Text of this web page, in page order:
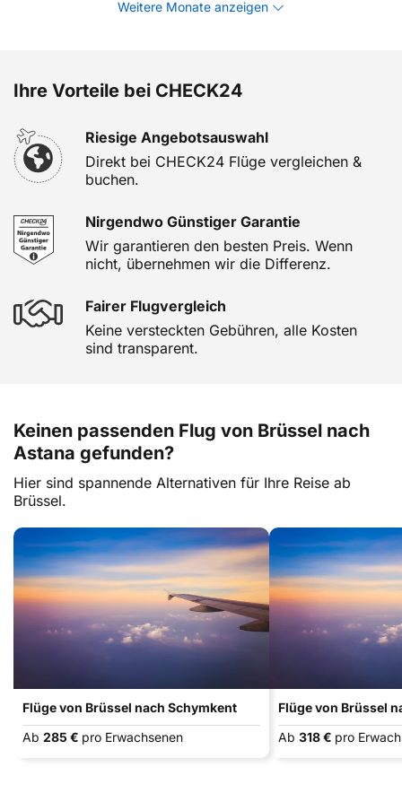
Weitere Monate anzeigen
Ihre Vorteile bei CHECK24
Riesige Angebotsauswahl
Direkt bei CHECK24 Flüge vergleichen &
buchen.
Nirgendwo Günstiger Garantie
Wir garantieren den besten Preis. Wenn
nicht, übernehmen wir die Differenz.
Fairer Flugvergleich
Keine versteckten Gebühren, alle Kosten
sind transparent.
Keinen passenden Flug von Brüssel nach
Astana gefunden?
Hier sind spannende Alternativen für Ihre Reise ab
Brüssel.
Flüge von Brüssel nach Schymkent
Ab 285 € pro Erwachsenen
Flüge von Brüssel
Ab 318 € pro